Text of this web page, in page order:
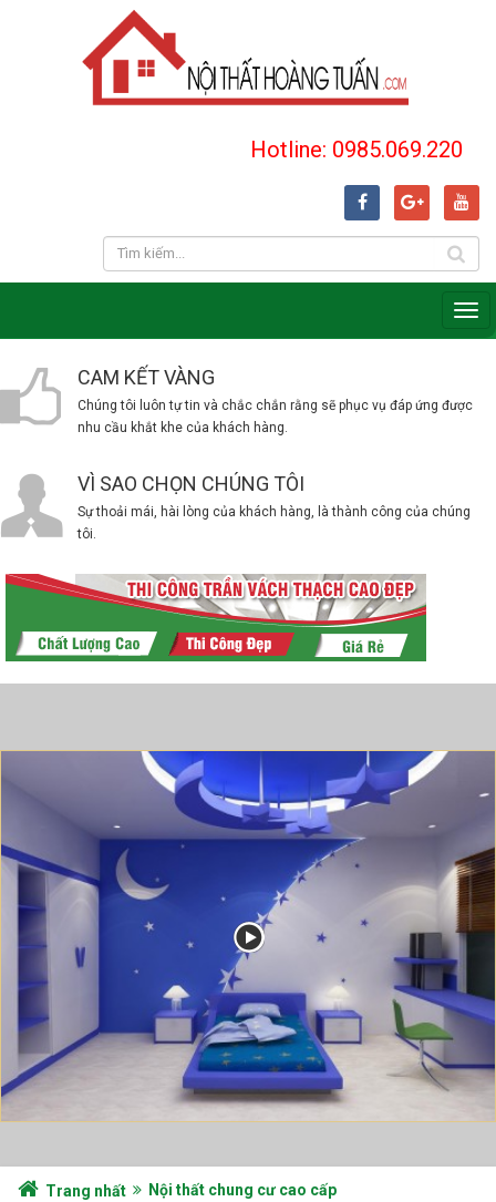
Hotline: 0985.069.220
CAM KẾT VÀNG
Chúng tôi luôn tự tin và chắc chắn rằng sẽ phục vụ đáp ứng được
nhu cầu khắt khe của khách hàng.
VÌ SAO CHỌN CHÚNG TÔI
Sự thoải mái, hài lòng của khách hàng, là thành công của chúng
tôi.
Trang nhất Nội thất chung cư cao cấp